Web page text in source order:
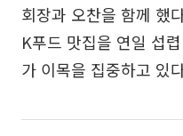
회장과 오찬을 함께 했
K푸드 맛집을 연일 섭
가 이목을 집중하고 있